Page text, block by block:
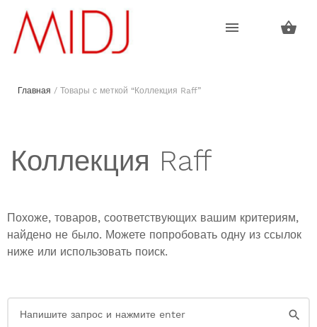
Пропустить
навигацию
Пропустить
контент
Главная / Товары с меткой “Коллекция Raff”
Коллекция Raff
Похоже, товаров, соответствующих вашим критериям,
найдено не было. Можете попробовать одну из ссылок
ниже или использовать поиск.